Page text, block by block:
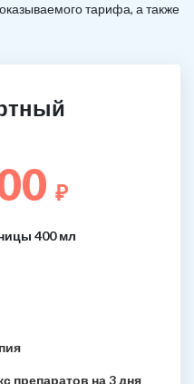
тарифа, а также
₽
400 мл
препаратов на 3 дня